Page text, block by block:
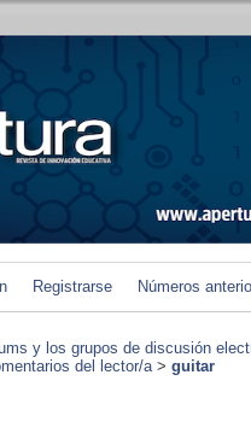
Registrarse Números
y los grupos de discusión
del lector/a> guitar